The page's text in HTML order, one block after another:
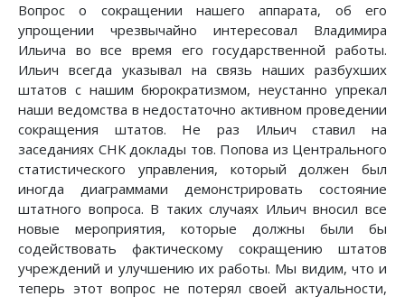
Вопрос о сокращении нашего аппарата, об его
упрощении чрезвычайно интересовал Владимира
Ильича во все время его государственной работы.
Ильич всегда указывал на связь наших разбухших
штатов с нашим бюрократизмом, неустанно упрекал
наши ведомства в недостаточно активном проведении
сокращения штатов. Не раз Ильич ставил на
заседаниях СНК доклады тов. Попова из Центрального
статистического управления, который должен был
иногда диаграммами демонстрировать состояние
штатного вопроса. В таких случаях Ильич вносил все
новые мероприятия, которые должны были бы
содействовать фактическому сокращению штатов
учреждений и улучшению их работы. Мы видим, что и
теперь этот вопрос не потерял своей актуальности,